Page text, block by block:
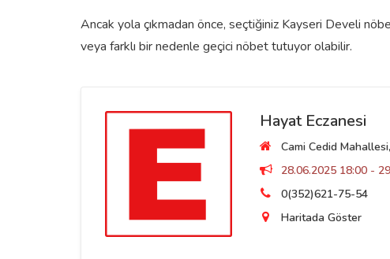
Ancak yola çıkmadan önce, seçtiğiniz Kayseri Develi
veya farklı bir nedenle geçici nöbet tutuyor olabilir.
Hayat Eczanesi
Cami Cedid
28.06.2025 18:00 -
0(352)621-75-54
Haritada Göster